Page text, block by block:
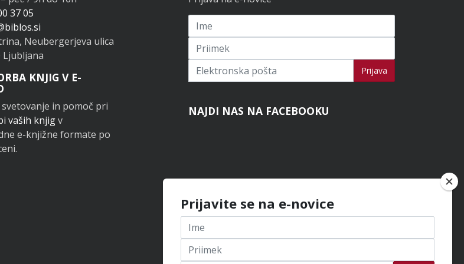
37 05
Neubergerjeva ulica
Ljubljana
KNJIG V E-
in pomoč pri
vaših knjigv
e-knjižne formate po
Prijavi se na novice Prijava
NAJDI NAS NA FACEBOOKU
Prijavite se na e-novice